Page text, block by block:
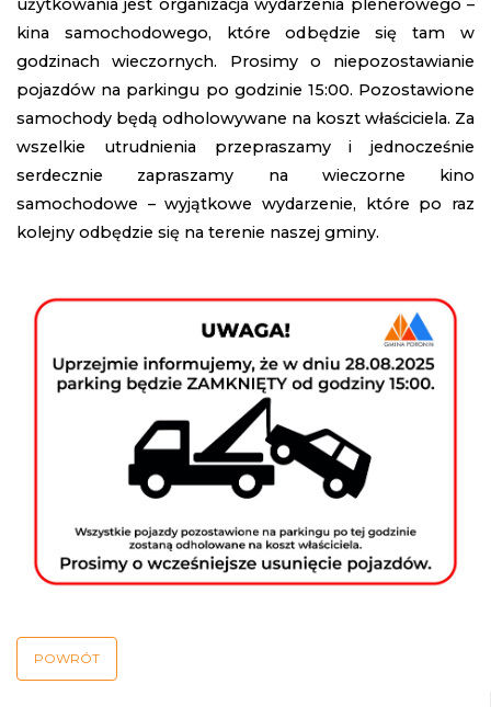
użytkowania jest organizacja wydarzenia plenerowego –
kina samochodowego, które odbędzie się tam w
godzinach wieczornych. Prosimy o niepozostawianie
pojazdów na parkingu po godzinie 15:00. Pozostawione
samochody będą odholowywane na koszt właściciela. Za
wszelkie utrudnienia przepraszamy i jednocześnie
serdecznie zapraszamy na wieczorne kino
samochodowe – wyjątkowe wydarzenie, które po raz
kolejny odbędzie się na terenie naszej gminy.
POWRÓT